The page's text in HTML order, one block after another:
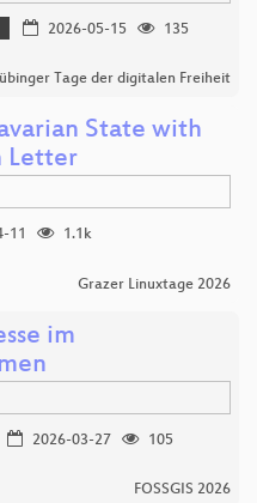
2026-05-15
135
Tage der digitalen Freiheit
State with
Letter
11
1.1k
Grazer Linuxtage 2026
im
2026-03-27
105
FOSSGIS 2026